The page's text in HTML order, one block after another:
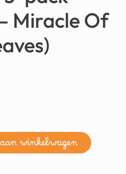
Miracle Of
winkelwagen